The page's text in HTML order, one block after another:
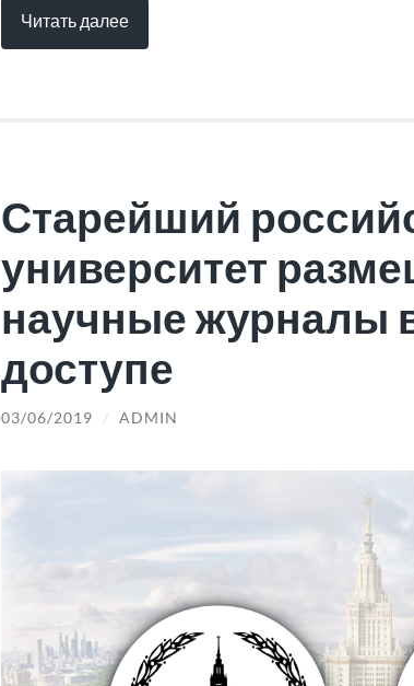
Читать далее
Старейший
университет
научные журналы
доступе
03/06/2019 / ADMIN